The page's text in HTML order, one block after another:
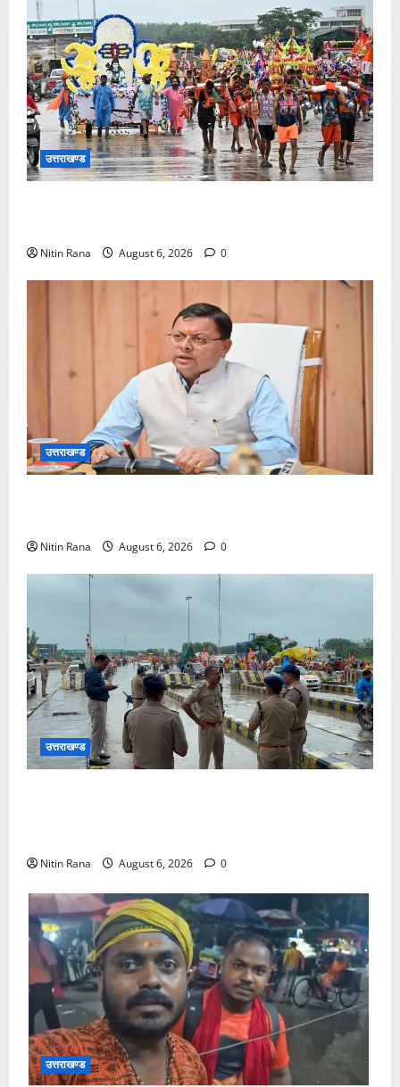
उत्तराखण्ड
Nitin Rana August 6, 2026 0
उत्तराखण्ड
Nitin Rana August 6, 2026 0
उत्तराखण्ड
Nitin Rana August 6, 2026 0
उत्तराखण्ड